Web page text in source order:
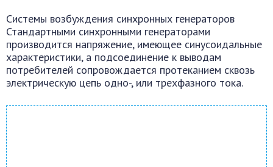
Системы возбуждения синхронных генераторов
Стандартными синхронными генераторами
производится напряжение, имеющее синусоидальные
характеристики, а подсоединение к выводам
потребителей сопровождается протеканием сквозь
электрическую цепь одно-, или трехфазного тока.